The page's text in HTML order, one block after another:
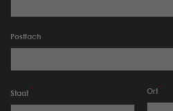
Postfach
Staat Ort